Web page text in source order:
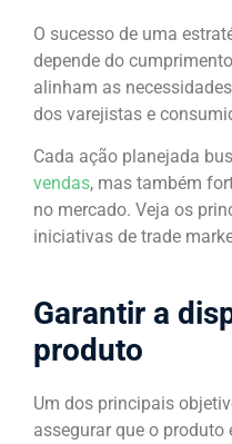
O sucesso de uma
depende do
alinham as
dos varejistas e
Cada ação planejada
vendas, mas também
no mercado. Veja os
iniciativas de trade
Garantir a
produto
Um dos principais
assegurar que o